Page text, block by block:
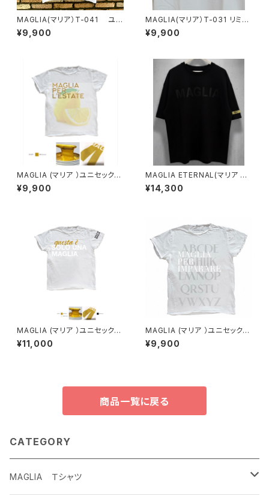
MAGLIA(マリア）T-041 ユニ
セックスＴシャツ BUTTARE
¥9,900
MAGLIA(マリア）T-031 リミテ
ッドエディション ユニセックスW
プリントＴシャツ シルバープリ
¥9,900
MAGLIA (マリア ）ユニセックス
Ｔシャツ Ｔ-7010 ゴールドプ
リント
¥9,900
MAGLIA ETERNAL(マリア エ
ターナル）ユニセックスＴ-シャツ
ET.T2000B Black
¥14,300
MAGLIA (マリア ）ユニセックス
Ｔシャツ Ｔ-8006 ホワイ
ト X ゴールド（ブランドタグ
¥11,000
MAGLIA (マリア ）ユニセックス
Ｔシャツ Ｔ-7004
¥9,900
商品一覧に戻る
CATEGORY
MAGLIA Ｔシャツ